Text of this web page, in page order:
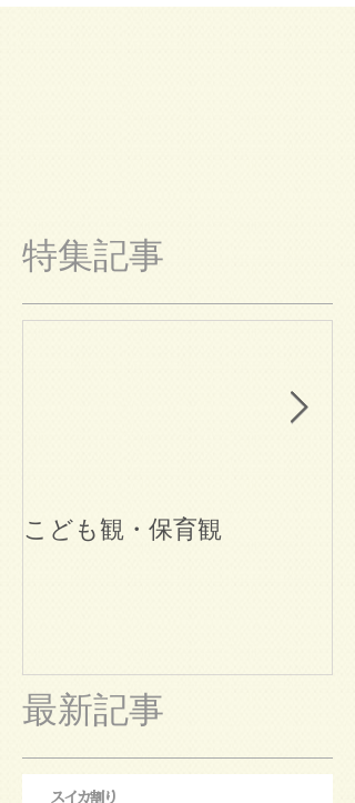
特集記事
こども観・保育観
最新記事
スイカ割り